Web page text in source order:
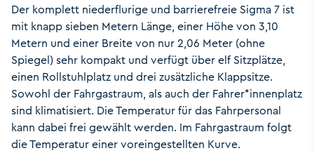
Der komplett niederflurige und barrierefreie Sigma 7 ist
mit knapp sieben Metern Länge, einer Höhe von 3,10
Metern und einer Breite von nur 2,06 Meter (ohne
Spiegel) sehr kompakt und verfügt über elf Sitzplätze,
einen Rollstuhlplatz und drei zusätzliche Klappsitze.
Sowohl der Fahrgastraum, als auch der Fahrer*innenplatz
sind klimatisiert. Die Temperatur für das Fahrpersonal
kann dabei frei gewählt werden. Im Fahrgastraum folgt
die Temperatur einer voreingestellten Kurve.